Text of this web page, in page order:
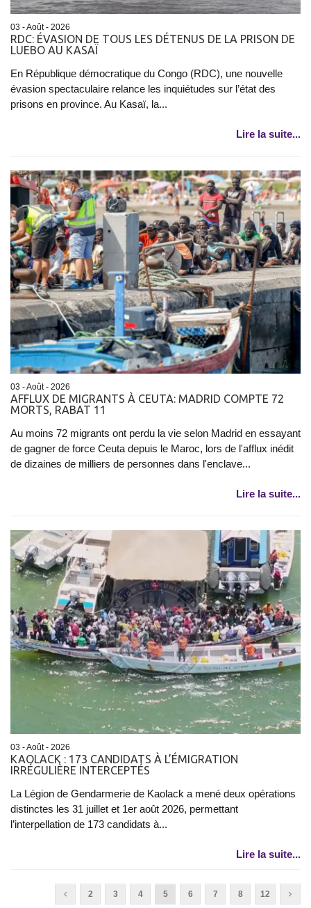
03 - Août - 2026
RDC: ÉVASION DE TOUS LES DÉTENUS DE LA PRISON DE
LUEBO AU KASAÏ
En République démocratique du Congo (RDC), une nouvelle
évasion spectaculaire relance les inquiétudes sur l’état des
prisons en province. Au Kasaï, la...
Lire la suite...
03 - Août - 2026
AFFLUX DE MIGRANTS À CEUTA: MADRID COMPTE 72
MORTS, RABAT 11
Au moins 72 migrants ont perdu la vie selon Madrid en essayant
de gagner de force Ceuta depuis le Maroc, lors de l'afflux inédit
de dizaines de milliers de personnes dans l'enclave...
Lire la suite...
03 - Août - 2026
KAOLACK : 173 CANDIDATS À L’ÉMIGRATION
IRRÉGULIÈRE INTERCEPTÉS
La Légion de Gendarmerie de Kaolack a mené deux opérations
distinctes les 31 juillet et 1er août 2026, permettant
l’interpellation de 173 candidats à...
Lire la suite...
2 3 4 5 6 7 8 12